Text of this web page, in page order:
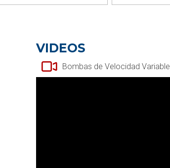
VIDEOS
Bombas de Velocidad Variable